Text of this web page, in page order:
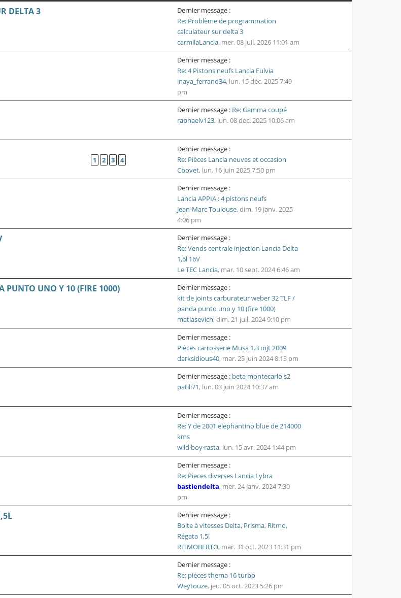
DELTA 3
Dernier message :
Re: Problème de programmation
calculateur sur delta 3
carmilaLancia, mer. 08 juil. 2026 11:01 am
Dernier message :
Re: 4 Pistons neufs Lancia Fulvia
inaya_ferrand34, lun. 15 déc. 2025 7:49
pm
Dernier message : Re: Gamma coupé
raphaelv123, lun. 08 déc. 2025 10:06 am
1 2 3 4
Dernier message :
Re: Pièces Lancia neuves et occasion
Cbovet, lun. 16 juin 2025 7:50 pm
Dernier message :
Lancia APPIA : 4 pistons neufs
Jean-Marc Toulouse, dim. 19 janv. 2025
4:06 pm
Dernier message :
Re: Vends centrale injection Lancia Delta
1,6l 16V
Le TEC Lancia, mar. 10 sept. 2024 6:46 am
PUNTO UNO Y 10 (FIRE 1000)
Dernier message :
kit de joints carburateur weber 32 TLF /
panda punto uno y 10 (fire 1000)
matiasevich, dim. 21 juil. 2024 9:10 pm
Dernier message :
Pièces carrosserie Musa 1.3 mjt 2009
darksidious40, mar. 25 juin 2024 8:13 pm
Dernier message : beta montecarlo s2
patili71, lun. 03 juin 2024 10:37 am
Dernier message :
Re: Y de 2001 elephantino blue de 214000
kms
wild·boy·rasta, lun. 15 avr. 2024 1:44 pm
Dernier message :
Re: Pieces diverses Lancia Lybra
bastiendelta, mer. 24 janv. 2024 7:30
pm
Dernier message :
Boite à vitesses Delta, Prisma, Ritmo,
Régata 1,5l
RITMOBERTO, mar. 31 oct. 2023 11:31 pm
Dernier message :
Re: piéces thema 16 turbo
Weytouze, jeu. 05 oct. 2023 5:26 pm